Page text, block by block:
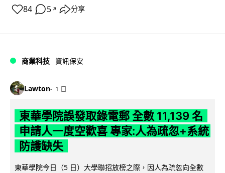
84 5 ↗ 分享
商業科技 資訊保安
Lawton 1 日
東華學院誤發取錄電郵 全數 11,139 名
申請人一度空歡喜 專家:人為疏忽+系統
防護缺失
東華學院今日（5 日）大學聯招放榜之際，因人為疏忽向全數